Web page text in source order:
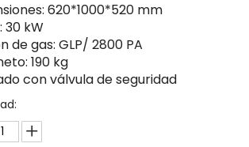
620*1000*520 mm
30 kW
de gas: GLP/ 2800 PA
190 kg
con válvula de seguridad